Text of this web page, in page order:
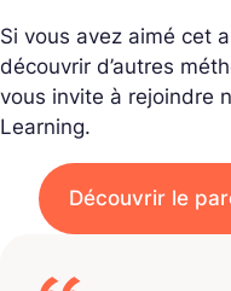
Si vous avez aimé cet
découvrir d’autres
vous invite à rejoindre
Learning.
Découvrir le